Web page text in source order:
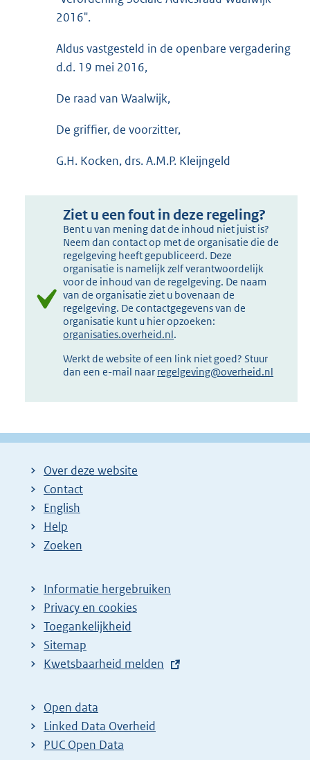
2016".
Aldus vastgesteld in de openbare vergadering
d.d. 19 mei 2016,
De raad van Waalwijk,
De griffier, de voorzitter,
G.H. Kocken, drs. A.M.P. Kleijngeld
Ziet u een fout in deze regeling?
Bent u van mening dat de inhoud niet juist is?
Neem dan contact op met de organisatie die de
regelgeving heeft gepubliceerd. Deze
organisatie is namelijk zelf verantwoordelijk
voor de inhoud van de regelgeving. De naam
van de organisatie ziet u bovenaan de
regelgeving. De contactgegevens van de
organisatie kunt u hier opzoeken:
organisaties.overheid.nl.
Werkt de website of een link niet goed? Stuur
dan een e-mail naar regelgeving@overheid.nl
Over deze website
Contact
English
Help
Zoeken
Informatie hergebruiken
Privacy en cookies
Toegankelijkheid
Sitemap
E
t
e
r
Kwetsbaarheid melden
Open data
Linked Data Overheid
PUC Open Data